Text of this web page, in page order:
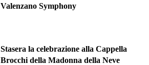
Valenzano Symphony
Stasera la celebrazione alla Cappella
Brocchi della Madonna della Neve